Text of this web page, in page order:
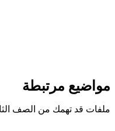
مواضيع مرتبطة
ملفات قد تهمك من الصف